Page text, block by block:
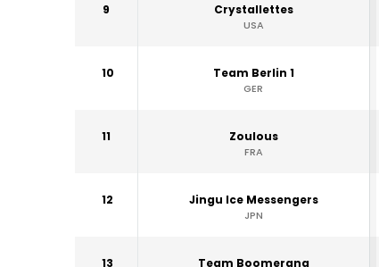
9 Crystallettes
USA
10 Team Berlin 1
GER
11 Zoulous
FRA
12 Jingu Ice Messengers
JPN
13 Team Boomerang